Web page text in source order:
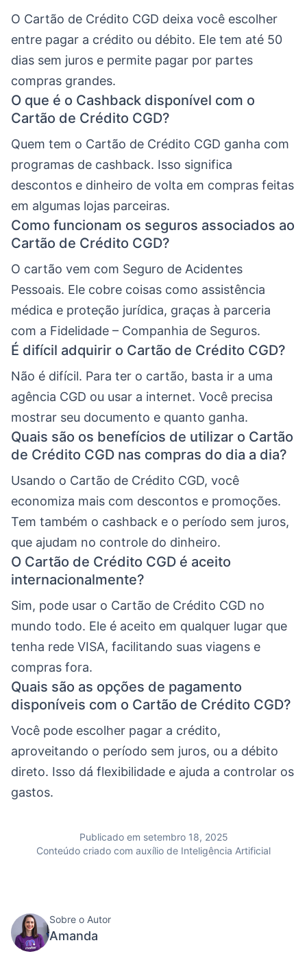
O Cartão de Crédito CGD deixa você escolher
entre pagar a crédito ou débito. Ele tem até 50
dias sem juros e permite pagar por partes
compras grandes.
O que é o Cashback disponível com o
Cartão de Crédito CGD?
Quem tem o Cartão de Crédito CGD ganha com
programas de cashback. Isso significa
descontos e dinheiro de volta em compras feitas
em algumas lojas parceiras.
Como funcionam os seguros associados ao
Cartão de Crédito CGD?
O cartão vem com Seguro de Acidentes
Pessoais. Ele cobre coisas como assistência
médica e proteção jurídica, graças à parceria
com a Fidelidade – Companhia de Seguros.
É difícil adquirir o Cartão de Crédito CGD?
Não é difícil. Para ter o cartão, basta ir a uma
agência CGD ou usar a internet. Você precisa
mostrar seu documento e quanto ganha.
Quais são os benefícios de utilizar o Cartão
de Crédito CGD nas compras do dia a dia?
Usando o Cartão de Crédito CGD, você
economiza mais com descontos e promoções.
Tem também o cashback e o período sem juros,
que ajudam no controle do dinheiro.
O Cartão de Crédito CGD é aceito
internacionalmente?
Sim, pode usar o Cartão de Crédito CGD no
mundo todo. Ele é aceito em qualquer lugar que
tenha rede VISA, facilitando suas viagens e
compras fora.
Quais são as opções de pagamento
disponíveis com o Cartão de Crédito CGD?
Você pode escolher pagar a crédito,
aproveitando o período sem juros, ou a débito
direto. Isso dá flexibilidade e ajuda a controlar os
gastos.
Publicado em setembro 18, 2025
Conteúdo criado com auxílio de Inteligência Artificial
Sobre o Autor
Amanda